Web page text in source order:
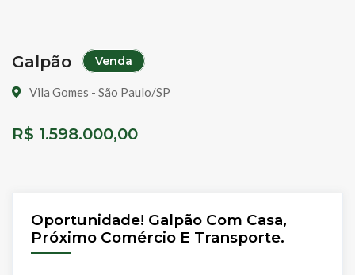
Galpão Venda
Vila Gomes - São Paulo/SP
R$ 1.598.000,00
Oportunidade! Galpão Com Casa,
Próximo Comércio E Transporte.